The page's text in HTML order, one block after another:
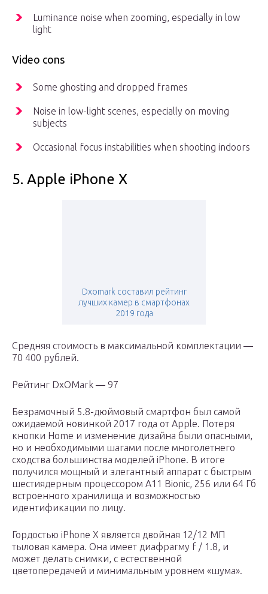
Luminance noise when zooming, especially in low
light
Video cons
Some ghosting and dropped frames
Noise in low-light scenes, especially on moving
subjects
Occasional focus instabilities when shooting indoors
5. Apple iPhone X
Dxomark составил рейтинг
лучших камер в смартфонах
2019 года
Средняя стоимость в максимальной комплектации —
70 400 рублей.
Рейтинг DxOMark — 97
Безрамочный 5.8-дюймовый смартфон был самой
ожидаемой новинкой 2017 года от Apple. Потеря
кнопки Home и изменение дизайна были опасными,
но и необходимыми шагами после многолетнего
сходства большинства моделей iPhone. В итоге
получился мощный и элегантный аппарат с быстрым
шестиядерным процессором A11 Bionic, 256 или 64 Гб
встроенного хранилища и возможностью
идентификации по лицу.
Гордостью iPhone X является двойная 12/12 МП
тыловая камера. Она имеет диафрагму f / 1.8, и
может делать снимки, с естественной
цветопередачей и минимальным уровнем «шума».